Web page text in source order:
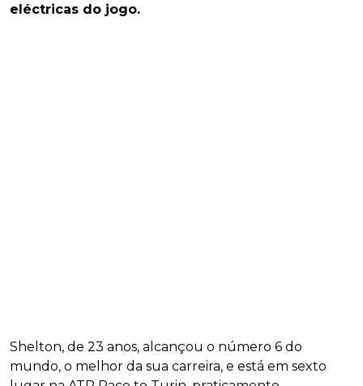
eléctricas do jogo.
Shelton, de 23 anos, alcançou o número 6 do
mundo, o melhor da sua carreira, e está em sexto